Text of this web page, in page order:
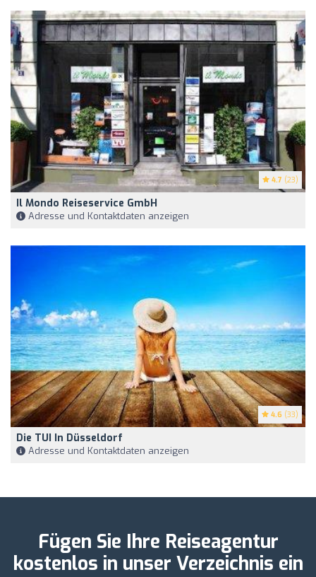
4.7 (23)
Il Mondo Reiseservice GmbH
Adresse und Kontaktdaten anzeigen
4.6 (33)
Die TUI In Düsseldorf
Adresse und Kontaktdaten anzeigen
Fügen Sie Ihre Reiseagentur
kostenlos in unser Verzeichnis ein